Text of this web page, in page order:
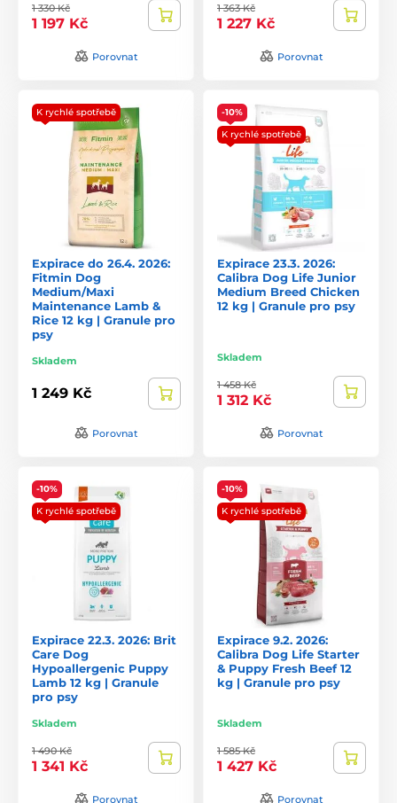
1 330 Kč
1 197 Kč
Porovnat
1 363 Kč
1 227 Kč
Porovnat
K rychlé spotřebě
Expirace do 26.4. 2026:
Fitmin Dog
Medium/Maxi
Maintenance Lamb &
Rice 12 kg | Granule pro
psy
Skladem
1 249 Kč
Porovnat
-10%
K rychlé spotřebě
Expirace 23.3. 2026:
Calibra Dog Life Junior
Medium Breed Chicken
12 kg | Granule pro psy
Skladem
1 458 Kč
1 312 Kč
Porovnat
-10%
K rychlé spotřebě
Expirace 22.3. 2026: Brit
Care Dog
Hypoallergenic Puppy
Lamb 12 kg | Granule
pro psy
Skladem
1 490 Kč
1 341 Kč
Porovnat
-10%
K rychlé spotřebě
Expirace 9.2. 2026:
Calibra Dog Life Starter
& Puppy Fresh Beef 12
kg | Granule pro psy
Skladem
1 585 Kč
1 427 Kč
Porovnat